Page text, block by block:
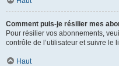
Comment puis-je résilier mes
Pour résilier vos abonnements,
contrôle de l’utilisateur et suivre le
Haut